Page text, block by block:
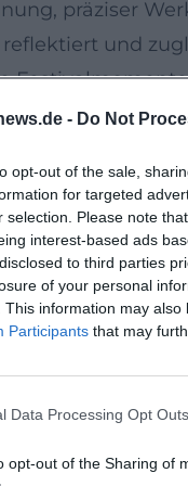
- Do Not
opt-out of the sale,
for targeted
selection. Please note
interest-based ads
to third parties
of your personal
This information may
Participants that may
Data Processing Opt Outs
opt-out of the Sharing of
präziser
und
Festivalmomente
am 15.
von Max
aber vor
durch fünf
Zeit
und Weinberg
2025) legt
Klangreise
wie